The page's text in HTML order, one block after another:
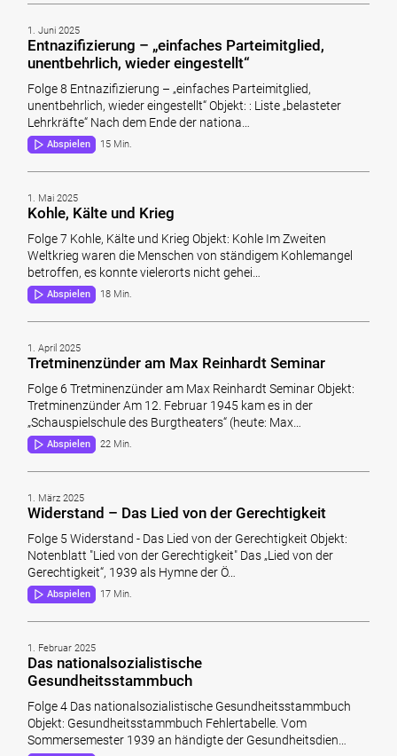
1. Juni 2025
Entnazifizierung – „einfaches Parteimitglied,
unentbehrlich, wieder eingestellt“
Folge 8 Entnazifizierung – „einfaches Parteimitglied,
unentbehrlich, wieder eingestellt“ Objekt: : Liste „belasteter
Lehrkräfte“ Nach dem Ende der nationa…
Abspielen 15 Min.
1. Mai 2025
Kohle, Kälte und Krieg
Folge 7 Kohle, Kälte und Krieg Objekt: Kohle Im Zweiten
Weltkrieg waren die Menschen von ständigem Kohlemangel
betroffen, es konnte vielerorts nicht gehei…
Abspielen 18 Min.
1. April 2025
Tretminenzünder am Max Reinhardt Seminar
Folge 6 Tretminenzünder am Max Reinhardt Seminar Objekt:
Tretminenzünder Am 12. Februar 1945 kam es in der
„Schauspielschule des Burgtheaters“ (heute: Max…
Abspielen 22 Min.
1. März 2025
Widerstand – Das Lied von der Gerechtigkeit
Folge 5 Widerstand - Das Lied von der Gerechtigkeit Objekt:
Notenblatt "Lied von der Gerechtigkeit" Das „Lied von der
Gerechtigkeit“, 1939 als Hymne der Ö…
Abspielen 17 Min.
1. Februar 2025
Das nationalsozialistische
Gesundheitsstammbuch
Folge 4 Das nationalsozialistische Gesundheitsstammbuch
Objekt: Gesundheitsstammbuch Fehlertabelle. Vom
Sommersemester 1939 an händigte der Gesundheitsdien…